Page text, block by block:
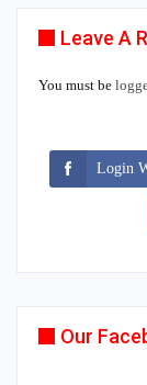
Leave A
You must be
Login
Our